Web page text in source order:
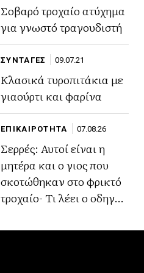
Σοβαρό τροχαίο ατύχημα
για γνωστό τραγουδιστή
ΣΥΝΤΑΓΕΣ 09.07.21
Κλασικά τυροπιτάκια με
γιαούρτι και φαρίνα
ΕΠΙΚΑΙΡΟΤΗΤΑ 07.08.26
Σερρές: Αυτοί είναι η
μητέρα και ο γιος που
σκοτώθηκαν στο φρικτό
τροχαίο- Τι λέει ο οδηγός